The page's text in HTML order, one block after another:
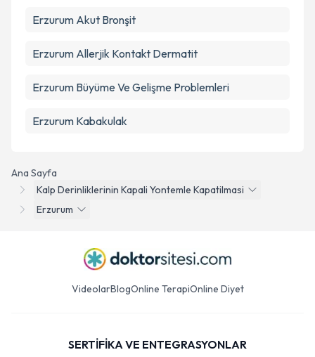
Ana Sayfa
Kalp Derinliklerinin Kapali Yontemle Kapatilmasi
Erzurum
Erzurum Akut Bronşit
Erzurum Allerjik Kontakt Dermatit
Erzurum Büyüme Ve Gelişme Problemleri
Erzurum Kabakulak
VideolarBlogOnline TerapiOnline Diyet
SERTİFİKA VE ENTEGRASYONLAR